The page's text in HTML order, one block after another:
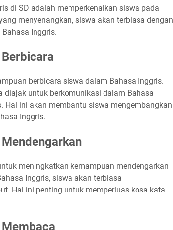
di SD adalah memperkenalkan siswa pada
menyenangkan, siswa akan terbiasa dengan
Inggris.
berbicara siswa dalam Bahasa Inggris.
diajak untuk berkomunikasi dalam Bahasa
Hal ini akan membantu siswa mengembangkan
Inggris.
meningkatkan kemampuan mendengarkan
Inggris, siswa akan terbiasa
Hal ini penting untuk memperluas kosa kata